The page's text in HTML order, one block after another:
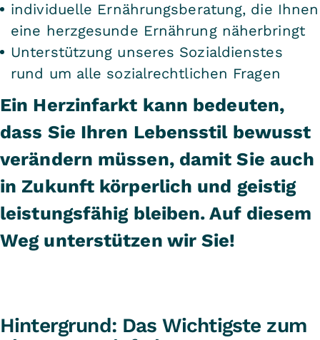
individuelle Ernährungsberatung, die Ihnen
eine herzgesunde Ernährung näherbringt
Unterstützung unseres Sozialdienstes
rund um alle sozialrechtlichen Fragen
Ein Herzinfarkt kann bedeuten,
dass Sie Ihren Lebensstil bewusst
verändern müssen, damit Sie auch
in Zukunft körperlich und geistig
leistungsfähig bleiben. Auf diesem
Weg unterstützen wir Sie!
Hintergrund: Das Wichtigste zum